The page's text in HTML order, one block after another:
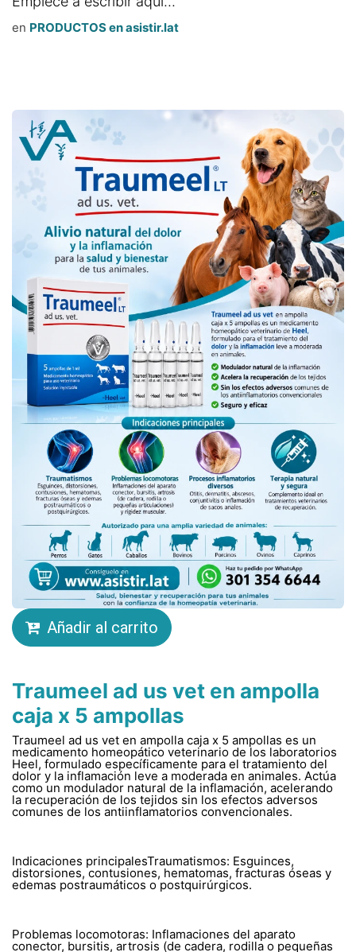
en PRODUCTOS en asistir.lat
Añadir al carrito
Traumeel ad us vet en ampolla
caja x 5 ampollas
Traumeel ad us vet en ampolla caja x 5 ampollas es un
medicamento homeopático veterinario de los laboratorios
Heel, formulado específicamente para el tratamiento del
dolor y la inflamación leve a moderada en animales. Actúa
como un modulador natural de la inflamación, acelerando
la recuperación de los tejidos sin los efectos adversos
comunes de los antiinflamatorios convencionales.
Indicaciones principalesTraumatismos: Esguinces,
distorsiones, contusiones, hematomas, fracturas óseas y
edemas postraumáticos o postquirúrgicos.
Problemas locomotoras: Inflamaciones del aparato
conector, bursitis, artrosis (de cadera, rodilla o pequeñas